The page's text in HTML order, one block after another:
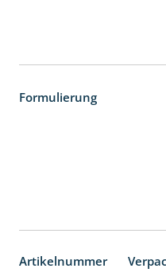
Formulierung
Artikelnummer